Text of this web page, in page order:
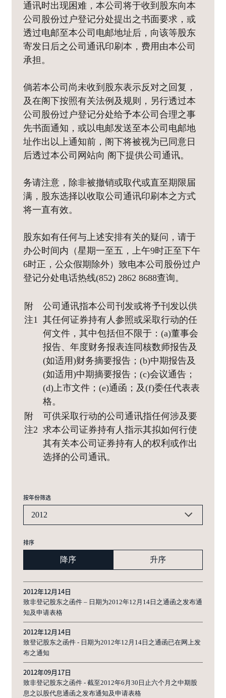
通讯时出现困难，本公司将于收到股东向本
公司股份过户登记分处提出之书面要求，或
透过电邮至本公司电邮地址后，向该等股东
寄发日后之公司通讯印刷本，费用由本公司
承担。
倘若本公司尚未收到股东表示反对之回复，
及在阁下按照有关法例及规则，另行透过本
公司股份过户登记分处给予本公司合理之事
先书面通知，或以电邮发送至本公司电邮地
址作出以上通知前，阁下将被视为已同意日
后透过本公司网站向 阁下提供公司通讯。
务请注意，除非被撤销或取代或直至期限届
满，股东选择以收取公司通讯印刷本之方式
将一直有效。
股东如有任何与上述安排有关的疑问，请于
办公时间内（星期一至五，上午9时正至下午
6时正，公众假期除外）致电本公司股份过户
登记分处电话热线(852) 2862 8688查询。
附
注1
公司通讯指本公司刊发或将予刊发以供
其任何证券持有人参照或采取行动的任
何文件，其中包括但不限于：(a)董事会
报告、年度财务报表连同核数师报告及
(如适用)财务摘要报告；(b)中期报告及
(如适用)中期摘要报告；(c)会议通告；
(d)上市文件；(e)通函；及(f)委任代表表
格。
附
注2
可供采取行动的公司通讯指任何涉及要
求本公司证券持有人指示其拟如何行使
其有关本公司证券持有人的权利或作出
选择的公司通讯。
按年份筛选
2012
排序
降序 升序
2012年12月14日
致非登记股东之函件 – 日期为2012年12月14日之通函之发布通
知及申请表格
2012年12月14日
致登记股东之函件 - 日期为2012年12月14日之通函已在网上发
布之通知
2012年09月17日
致非登记股东之函件 - 截至2012年6月30日止六个月之中期股
息之以股代息通函之发布通知及申请表格